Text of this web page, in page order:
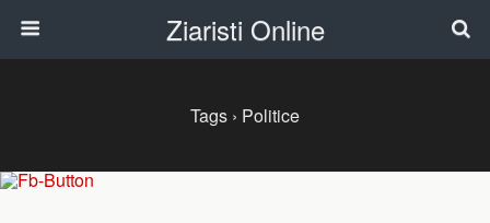
Ziaristi Online
Tags › Politice